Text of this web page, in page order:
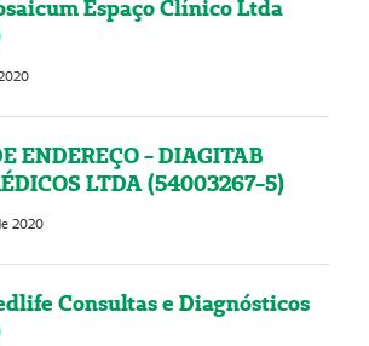
Espaço Clínico Ltda
ENDEREÇO - DIAGITAB
LTDA (54003267-5)
2020
Consultas e Diagnósticos